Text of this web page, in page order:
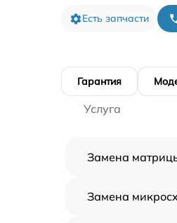
Есть запчасти
Гарантия
Услуга
Замена
Замена